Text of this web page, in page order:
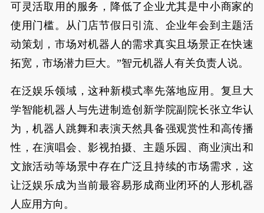
可灵活取用的服务，降低了企业尤其是中小商家的
使用门槛。从门店节假日引流、企业年会到主题活
动策划，市场对机器人的需求真实且场景正在快速
拓宽，市场潜力巨大。”智元机器人有关负责人说。
在泛娱乐领域，这种新模式率先落地应用。复旦大
学智能机器人与先进制造创新学院副院长张立华认
为，机器人跳舞和表演天然具备强观赏性和高传播
性，在演唱会、影视拍摄、主题乐园、商业演出和
文旅活动等场景中存在广泛且持续的市场需求，这
让泛娱乐成为当前最容易形成商业闭环的人形机器
人应用方向。